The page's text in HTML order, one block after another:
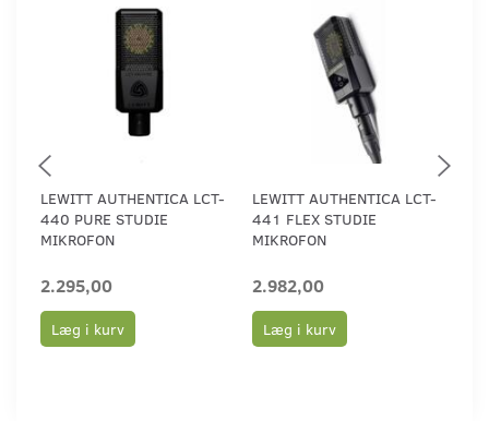
LEWITT AUTHENTICA LCT-
440 PURE STUDIE
MIKROFON
2.295,00
Læg i kurv
LEWITT AUTHENTICA LCT-
441 FLEX STUDIE
MIKROFON
2.982,00
Læg i kurv